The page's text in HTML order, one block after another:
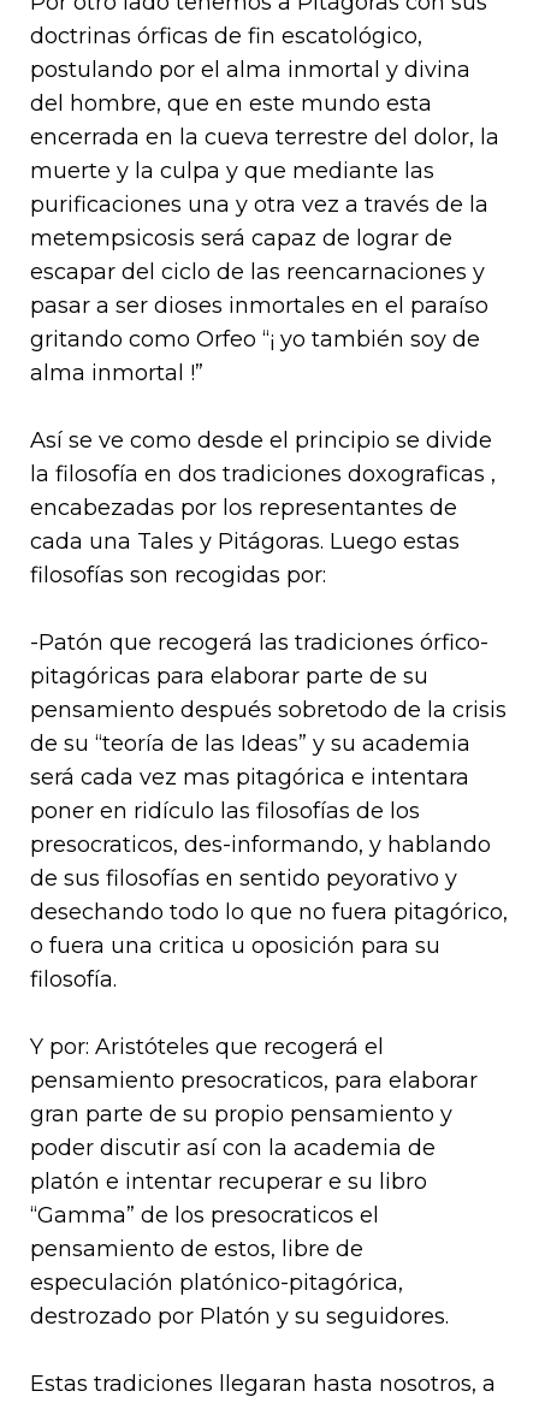
doctrinas órficas de fin escatológico,
postulando por el alma inmortal y divina
del hombre, que en este mundo esta
encerrada en la cueva terrestre del dolor, la
muerte y la culpa y que mediante las
purificaciones una y otra vez a través de la
metempsicosis será capaz de lograr de
escapar del ciclo de las reencarnaciones y
pasar a ser dioses inmortales en el paraíso
gritando como Orfeo “¡ yo también soy de
alma inmortal !”
Así se ve como desde el principio se divide
la filosofía en dos tradiciones doxograficas ,
encabezadas por los representantes de
cada una Tales y Pitágoras. Luego estas
filosofías son recogidas por:
-Patón que recogerá las tradiciones órfico-
pitagóricas para elaborar parte de su
pensamiento después sobretodo de la crisis
de su “teoría de las Ideas” y su academia
será cada vez mas pitagórica e intentara
poner en ridículo las filosofías de los
presocraticos, des-informando, y hablando
de sus filosofías en sentido peyorativo y
desechando todo lo que no fuera pitagórico,
o fuera una critica u oposición para su
filosofía.
Y por: Aristóteles que recogerá el
pensamiento presocraticos, para elaborar
gran parte de su propio pensamiento y
poder discutir así con la academia de
platón e intentar recuperar e su libro
“Gamma” de los presocraticos el
pensamiento de estos, libre de
especulación platónico-pitagórica,
destrozado por Platón y su seguidores.
Estas tradiciones llegaran hasta nosotros, a